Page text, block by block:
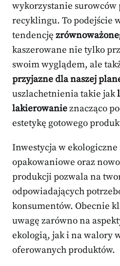
wykorzystanie surowców
recyklingu. To podejście
tendencję
kaszerowane nie tylko
swoim wyglądem, ale
przyjazne dla naszej
uszlachetnienia takie jak
lakierowanieznacząco
estetykę gotowego
Inwestycja w ekologiczne
opakowaniowe oraz
produkcji pozwala na
odpowiadających
konsumentów. Obecnie
uwagę zarówno na
ekologią, jak i na walory
oferowanych produktów.